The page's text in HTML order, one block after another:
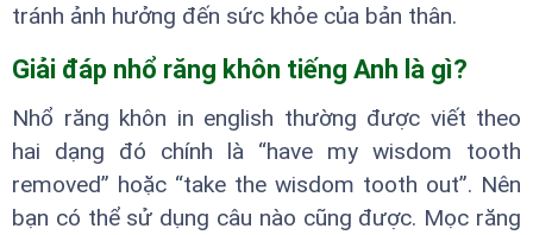
tránh ảnh hưởng đến sức khỏe của bản thân.
Giải đáp nhổ răng khôn tiếng Anh là gì?
Nhổ răng khôn in english thường được viết theo
hai dạng đó chính là “have my wisdom tooth
removed” hoặc “take the wisdom tooth out”. Nên
bạn có thể sử dụng câu nào cũng được. Mọc răng